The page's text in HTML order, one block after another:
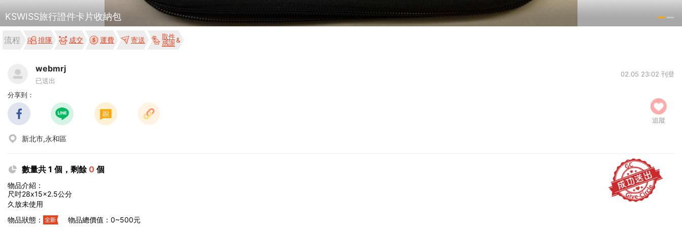
KSWISS旅行證件卡片收納包
流程 排隊 成交 運費 寄送
取件
感謝
webmrj
已送出
02.05 23:02 刊登
分享到：
追蹤
新北市,永和區
數量共 1 個，剩餘0 個
物品介紹：
尺吋28x15x2.5公分
久放未使用
物品狀態：
物品總價值：0~500元